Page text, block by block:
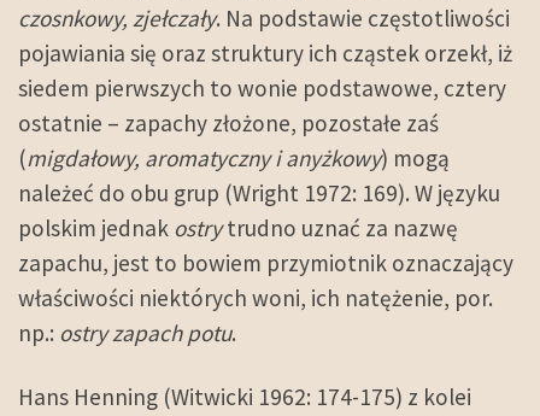
czosnkowy, zjełczały. Na podstawie częstotliwości
pojawiania się oraz struktury ich cząstek orzekł, iż
siedem pierwszych to wonie podstawowe, cztery
ostatnie – zapachy złożone, pozostałe zaś
(migdałowy, aromatyczny i anyżkowy) mogą
należeć do obu grup (Wright 1972: 169). W języku
polskim jednak ostrytrudno uznać za nazwę
zapachu, jest to bowiem przymiotnik oznaczający
właściwości niektórych woni, ich natężenie, por.
np.: ostry zapach potu.
Hans Henning (Witwicki 1962: 174-175) z kolei